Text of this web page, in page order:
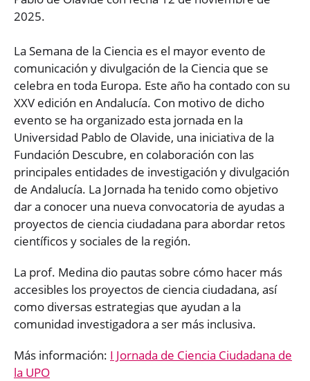
2025.
La Semana de la Ciencia es el mayor evento de
comunicación y divulgación de la Ciencia que se
celebra en toda Europa. Este año ha contado con su
XXV edición en Andalucía. Con motivo de dicho
evento se ha organizado esta jornada en la
Universidad Pablo de Olavide, una iniciativa de la
Fundación Descubre, en colaboración con las
principales entidades de investigación y divulgación
de Andalucía. La Jornada ha tenido como objetivo
dar a conocer una nueva convocatoria de ayudas a
proyectos de ciencia ciudadana para abordar retos
científicos y sociales de la región.
La prof. Medina dio pautas sobre cómo hacer más
accesibles los proyectos de ciencia ciudadana, así
como diversas estrategias que ayudan a la
comunidad investigadora a ser más inclusiva.
Más información: I Jornada de Ciencia Ciudadana de
la UPO